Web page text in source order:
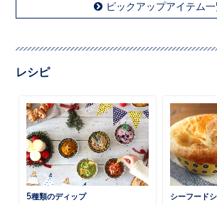
ピックアップアイテム一
レシピ
5種類のディップ シーフード